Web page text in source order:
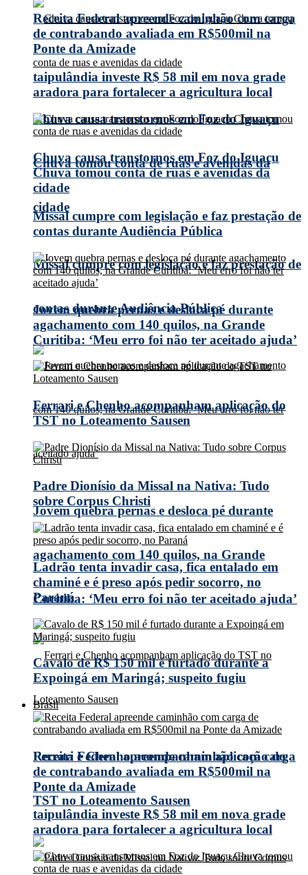
Chuva causa transtornos em Foz do Iguaçu
Chuva tomou conta de ruas e avenidas da
cidade
Missal cumpre com legislação e faz prestação de
contas durante Audiência Pública
Jovem quebra pernas e desloca pé durante
agachamento com 140 quilos, na Grande
Curitiba: ‘Meu erro foi não ter aceitado ajuda’
Ferrari e Chenho acompanham aplicação do
TST no Loteamento Sausen
Receita Federal apreende caminhão com carga
de contrabando avaliada em R$500mil na
Ponte da Amizade
taipulândia investe R$ 58 mil em nova grade
aradora para fortalecer a agricultura local
Chuva causa transtornos em Foz do Iguaçu
Chuva tomou conta de ruas e avenidas da
cidade
Missal cumpre com legislação e faz prestação de
contas durante Audiência Pública
Jovem quebra pernas e desloca pé durante
agachamento com 140 quilos, na Grande
Curitiba: ‘Meu erro foi não ter aceitado ajuda’
Ferrari e Chenho acompanham aplicação do
TST no Loteamento Sausen
Padre Dionísio da Missal na Nativa: Tudo
sobre Corpus Christi
Ladrão tenta invadir casa, fica entalado em
chaminé e é preso após pedir socorro, no
Paraná
Cavalo de R$ 150 mil é furtado durante a
Expoingá em Maringá; suspeito fugiu
Brasil
Receita Federal apreende caminhão com carga
de contrabando avaliada em R$500mil na
Ponte da Amizade
taipulândia investe R$ 58 mil em nova grade
aradora para fortalecer a agricultura local